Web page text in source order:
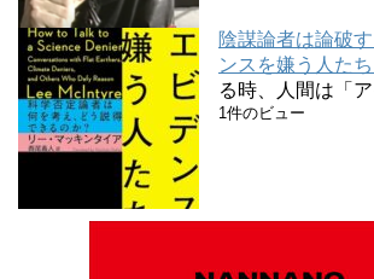
陰謀論者は論破
ンスを嫌う人たち
る時、人間は「
1件のビュー